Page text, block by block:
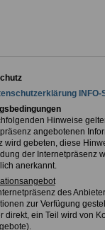
INFO-
Hinweise
angebotenen
wird gebeten, diese
der Internetpräsenz
anerkannt.
des
zur Verfügung
direkt, ein Teil wird von